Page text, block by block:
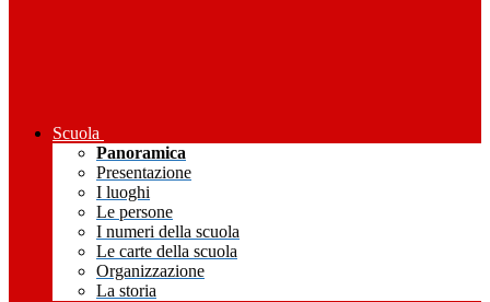
Scuola
Panoramica
Presentazione
I luoghi
Le persone
I numeri della scuola
Le carte della scuola
Organizzazione
La storia